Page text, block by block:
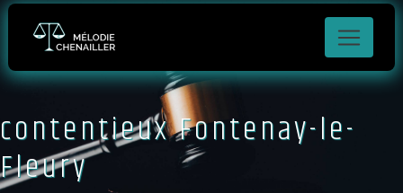
contentieux Fontenay-le-
Fleury
Panneau de gestion des cookies